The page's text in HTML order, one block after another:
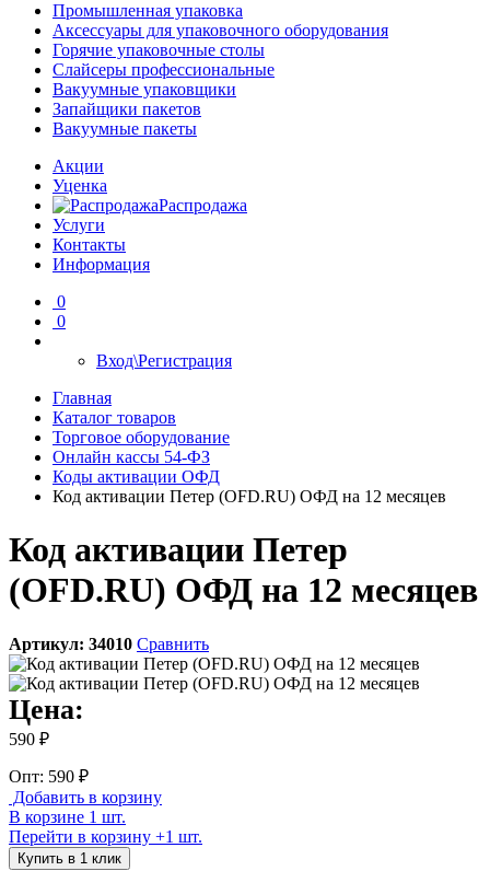
Промышленная упаковка
Аксессуары для упаковочного оборудования
Горячие упаковочные столы
Слайсеры профессиональные
Вакуумные упаковщики
Запайщики пакетов
Вакуумные пакеты
Акции
Уценка
Распродажа
Услуги
Контакты
Информация
0
0
Вход\Регистрация
Главная
Каталог товаров
Торговое оборудование
Онлайн кассы 54-ФЗ
Коды активации ОФД
Код активации Петер (OFD.RU) ОФД на 12 месяцев
Код активации Петер
(OFD.RU) ОФД на 12 месяцев
Артикул: 34010 Сравнить
Цена:
590 ₽
Опт: 590 ₽
Добавить в корзину
В корзине 1 шт.
Перейти в корзину +1 шт.
Купить в 1 клик